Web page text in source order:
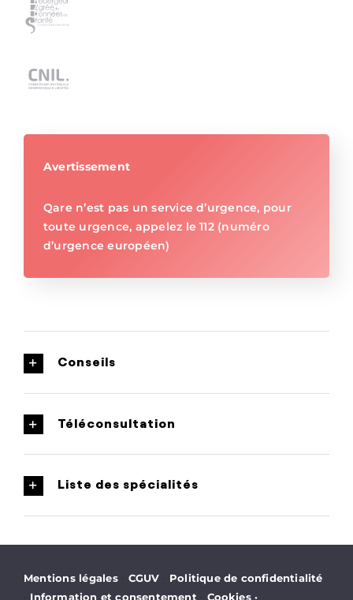
Avertissement
Qare n’est pas un service d’urgence, pour
toute urgence, appelez le 112 (numéro
d’urgence européen)
Conseils
Téléconsultation
Liste des spécialités
Mentions légales CGUV Politique de confidentialité
Information et consentement Cookies·